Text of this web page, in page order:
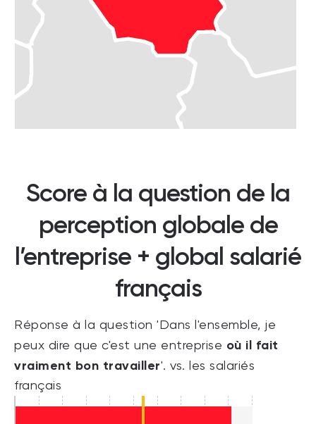
Score à la question de la
perception globale de
l’entreprise + global salarié
français
Réponse à la question 'Dans l'ensemble, je
peux dire que c'est une entreprise où il fait
vraiment bon travailler'. vs. les salariés
français